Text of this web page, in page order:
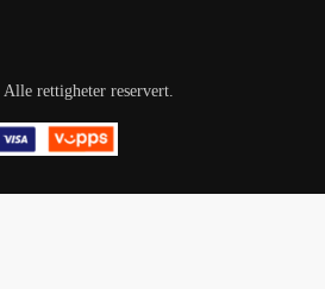
Alle rettigheter reservert.